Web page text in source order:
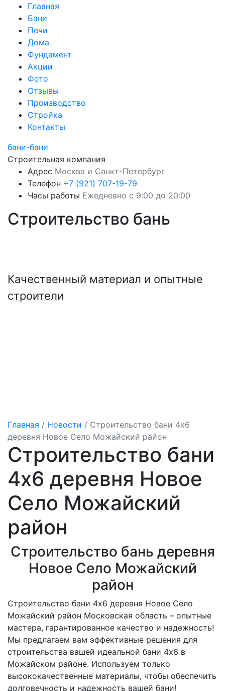
Главная
Бани
Печи
Дома
Фундамент
Акции
Фото
Отзывы
Производство
Стройка
Контакты
бани-бани
Строительная компания
Адрес Москва и Санкт-Петербург
Телефон +7 (921) 707-19-79
Часы работы Ежедневно с 9:00 до 20:00
Строительство бань
Качественный материал и опытные
строители
Главная / Новости / Строительство бани 4х6
деревня Новое Село Можайский район
Строительство бани
4х6 деревня Новое
Село Можайский
район
Строительство бань деревня
Новое Село Можайский
район
Строительство бани 4х6 деревня Новое Село
Можайский район Московская область – опытные
мастера, гарантированное качество и надежность!
Мы предлагаем вам эффективные решения для
строительства вашей идеальной бани 4х6 в
Можайском районе. Используем только
высококачественные материалы, чтобы обеспечить
долговечность и надежность вашей бани!